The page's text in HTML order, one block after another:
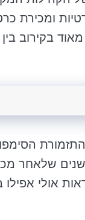
ומכירת
בקירוב
האזרחית הראשונה נוסדה
שלאחר מכן
אולי